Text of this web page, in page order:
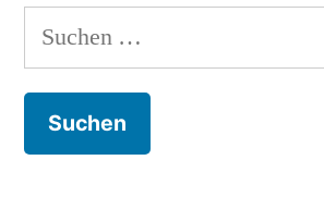
Suchen
nach: